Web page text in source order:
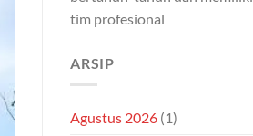
tim profesional
ARSIP
Agustus 2026 (1)